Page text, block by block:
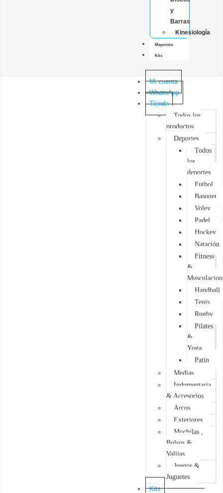
y
Barras
Kinesiología
Mayorista
Kits
Mi cuenta
WhatsApp
Tienda
Todos los
productos
Deportes
Todos
los
deportes
Futbol
Basquet
Voley
Padel
Hockey
Natación
Fitness
&
Musculacion
Handball
Tenis
Rugby
Pilates
&
Yoga
Patin
Medias
Indumentaria
& Accesorios
Arcos
Exteriores
Mochilas ,
Bolsos &
Valijas
Juegos &
Juguetes
Kits